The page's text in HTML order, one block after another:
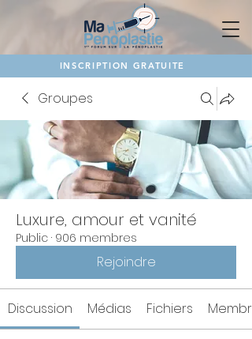
INSCRIPTION GRATUITE
Groupes
Luxure, amour et vanité
Public · 906 membres
Rejoindre
Discussion Médias Fichiers